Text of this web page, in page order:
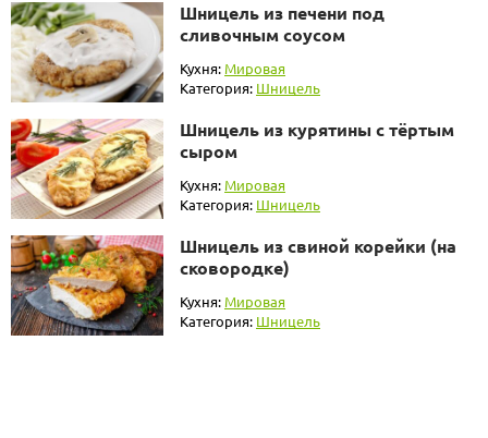
Шницель из печени под
сливочным соусом
Кухня: Мировая
Категория: Шницель
Шницель из курятины с тёртым
сыром
Кухня: Мировая
Категория: Шницель
Шницель из свиной корейки (на
сковородке)
Кухня: Мировая
Категория: Шницель